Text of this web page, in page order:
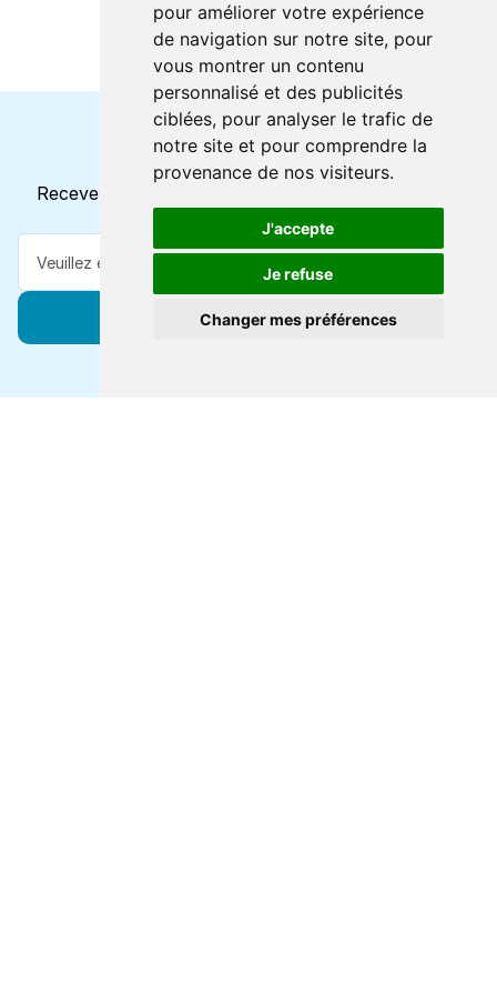
pour améliorer votre expérience
de navigation sur notre site, pour
vous montrer un contenu
personnalisé et des publicités
ciblées, pour analyser le trafic de
notre site et pour comprendre la
provenance de nos visiteurs.
J'accepte
Je refuse
Changer mes préférences
Horaires et offres actuels
Recevez toutes les mises à jour dans votre e-mail
S'abonner